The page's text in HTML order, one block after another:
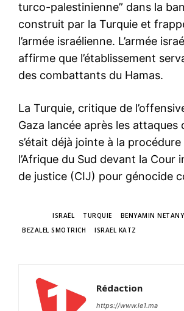
turco-palestinienne” dans la
construit par la Turquie et
l’armée israélienne. L’armée
affirme que l’établissement
des combattants du Hamas.
La Turquie, critique de
Gaza lancée après les attaques
s’était déjà jointe à la
l’Afrique du Sud devant la Cour
de justice (CIJ) pour génocide
ISRAËL TURQUIE
BENYAMIN
BEZALEL SMOTRICH
ISRAEL KATZ
Rédaction
https://www.le1.ma